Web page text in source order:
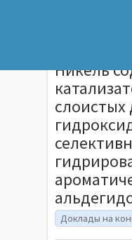
Никель
Доклады на